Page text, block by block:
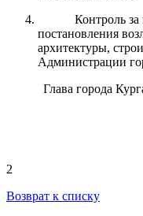
Контроль
постановления
архитектуры,
Администрации
Глава города
2
Возврат к списку